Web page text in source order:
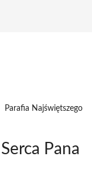
Parafia Najświętszego
Pana